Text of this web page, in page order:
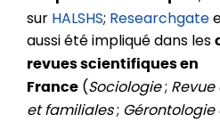
sur HALSHS; Researchgate
aussi été impliqué dans les
revues scientifiques en
France (Sociologie;
et familiales;